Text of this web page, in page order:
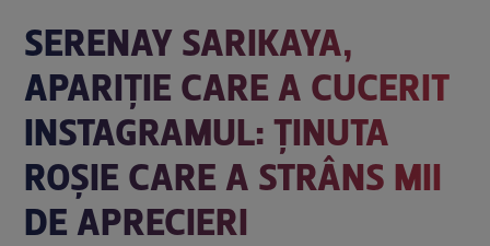
SERENAY SARIKAYA,
APARIȚIE CARE A CUCERIT
INSTAGRAMUL: ȚINUTA
ROȘIE CARE A STRÂNS MII
DE APRECIERI